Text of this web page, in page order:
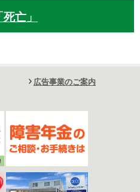
亡」
広告事業のご案内